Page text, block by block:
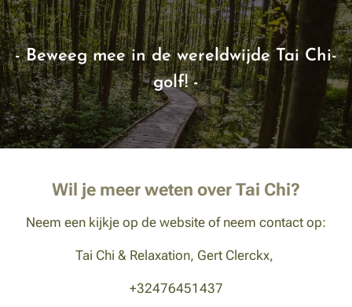
- Beweeg mee in de wereldwijde Tai Chi-
golf! -
Wil je meer weten over Tai Chi?
Neem een kijkje op de website of neem contact op:
Tai Chi & Relaxation, Gert Clerckx,
+32476451437